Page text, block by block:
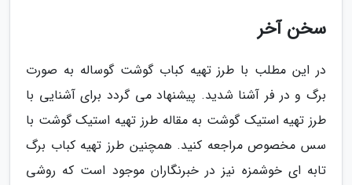
سخن آخر
در این مطلب با طرز تهیه کباب گوشت گوساله به صورت
برگ و در فر آشنا شدید. پیشنهاد می گردد برای آشنایی با
طرز تهیه استیک گوشت به مقاله طرز تهیه استیک گوشت با
سس مخصوص مراجعه کنید. همچنین طرز تهیه کباب برگ
تابه ای خوشمزه نیز در خبرنگاران موجود است که روشی